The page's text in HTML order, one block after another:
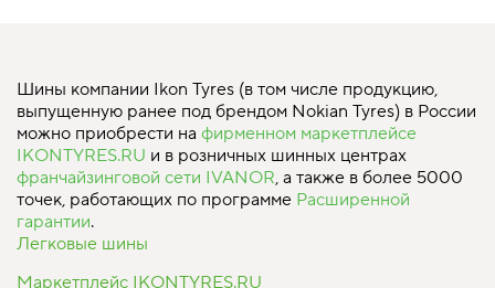
Шины компании Ikon Tyres (в том числе продукцию,
выпущенную ранее под брендом Nokian Tyres) в России
можно приобрести на фирменном маркетплейсе
IKONTYRES.RU и в розничных шинных центрах
франчайзинговой сети IVANOR, а также в более 5000
точек, работающих по программе Расширенной
гарантии.
Легковые шины
Маркетплейс IKONTYRES.RU